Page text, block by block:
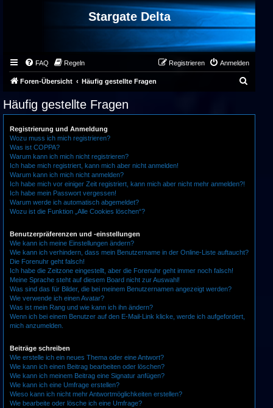
Stargate Delta
FAQ Regeln Anmelden
Registrieren
Foren-Übersicht Häufig gestellte Fragen
Häufig gestellte Fragen
Registrierung und Anmeldung
Wozu muss ich mich registrieren?
Was ist COPPA?
Warum kann ich mich nicht registrieren?
Ich habe mich registriert, kann mich aber nicht anmelden!
Warum kann ich mich nicht anmelden?
Ich habe mich vor einiger Zeit registriert, kann mich aber nicht mehr anmelden?!
Ich habe mein Passwort vergessen!
Warum werde ich automatisch abgemeldet?
Wozu ist die Funktion „Alle Cookies löschen“?
Benutzerpräferenzen und -einstellungen
Wie kann ich meine Einstellungen ändern?
Wie kann ich verhindern, dass mein Benutzername in der Online-Liste auftaucht?
Die Forenuhr geht falsch!
Ich habe die Zeitzone eingestellt, aber die Forenuhr geht immer noch falsch!
Meine Sprache steht auf diesem Board nicht zur Auswahl!
Was sind das für Bilder, die bei meinem Benutzernamen angezeigt werden?
Wie verwende ich einen Avatar?
Was ist mein Rang und wie kann ich ihn ändern?
Wenn ich bei einem Benutzer auf den E-Mail-Link klicke, werde ich aufgefordert,
mich anzumelden.
Beiträge schreiben
Wie erstelle ich ein neues Thema oder eine Antwort?
Wie kann ich einen Beitrag bearbeiten oder löschen?
Wie kann ich meinem Beitrag eine Signatur anfügen?
Wie kann ich eine Umfrage erstellen?
Wieso kann ich nicht mehr Antwortmöglichkeiten erstellen?
Wie bearbeite oder lösche ich eine Umfrage?